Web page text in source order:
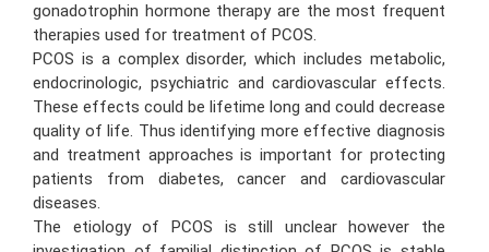
gonadotrophin hormone therapy are the most frequent
therapies used for treatment of PCOS.
PCOS is a complex disorder, which includes metabolic,
endocrinologic, psychiatric and cardiovascular effects.
These effects could be lifetime long and could decrease
quality of life. Thus identifying more effective diagnosis
and treatment approaches is important for protecting
patients from diabetes, cancer and cardiovascular
diseases.
The etiology of PCOS is still unclear however the